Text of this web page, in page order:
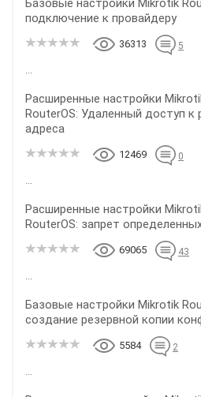
Базовые настройки Mikrotik
подключение к провайдеру
36313 5
...
Расширенные настройки
RouterOS: Удаленный доступ к
адреса
12469 0
...
Расширенные настройки
RouterOS: запрет
69065 43
...
Базовые настройки Mikrotik
создание резервной копии
5584 2
...